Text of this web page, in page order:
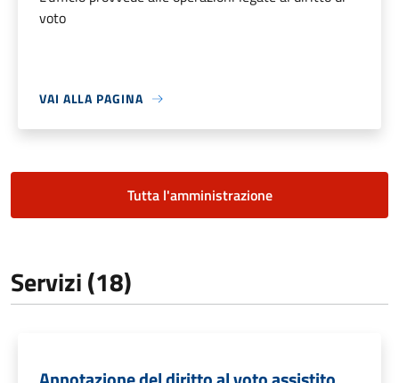
voto
VAI ALLA PAGINA
Tutta l'amministrazione
Servizi (18)